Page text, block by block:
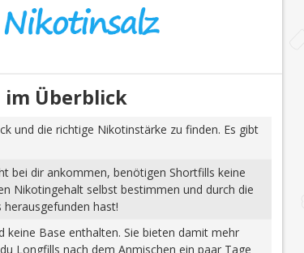
Überblick
und die richtige Nikotinstärke zu finden. Es gibt
bei dir ankommen, benötigen Shortfills keine
Nikotingehalt selbst bestimmen und durch die
hast!
Base enthalten. Sie bieten damit mehr
Longfills nach dem Anmischen ein paar Tage